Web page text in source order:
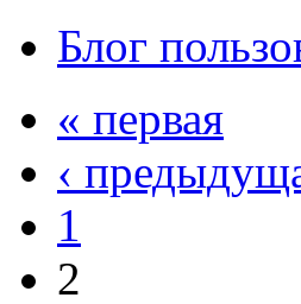
Блог
« первая
‹
1
2